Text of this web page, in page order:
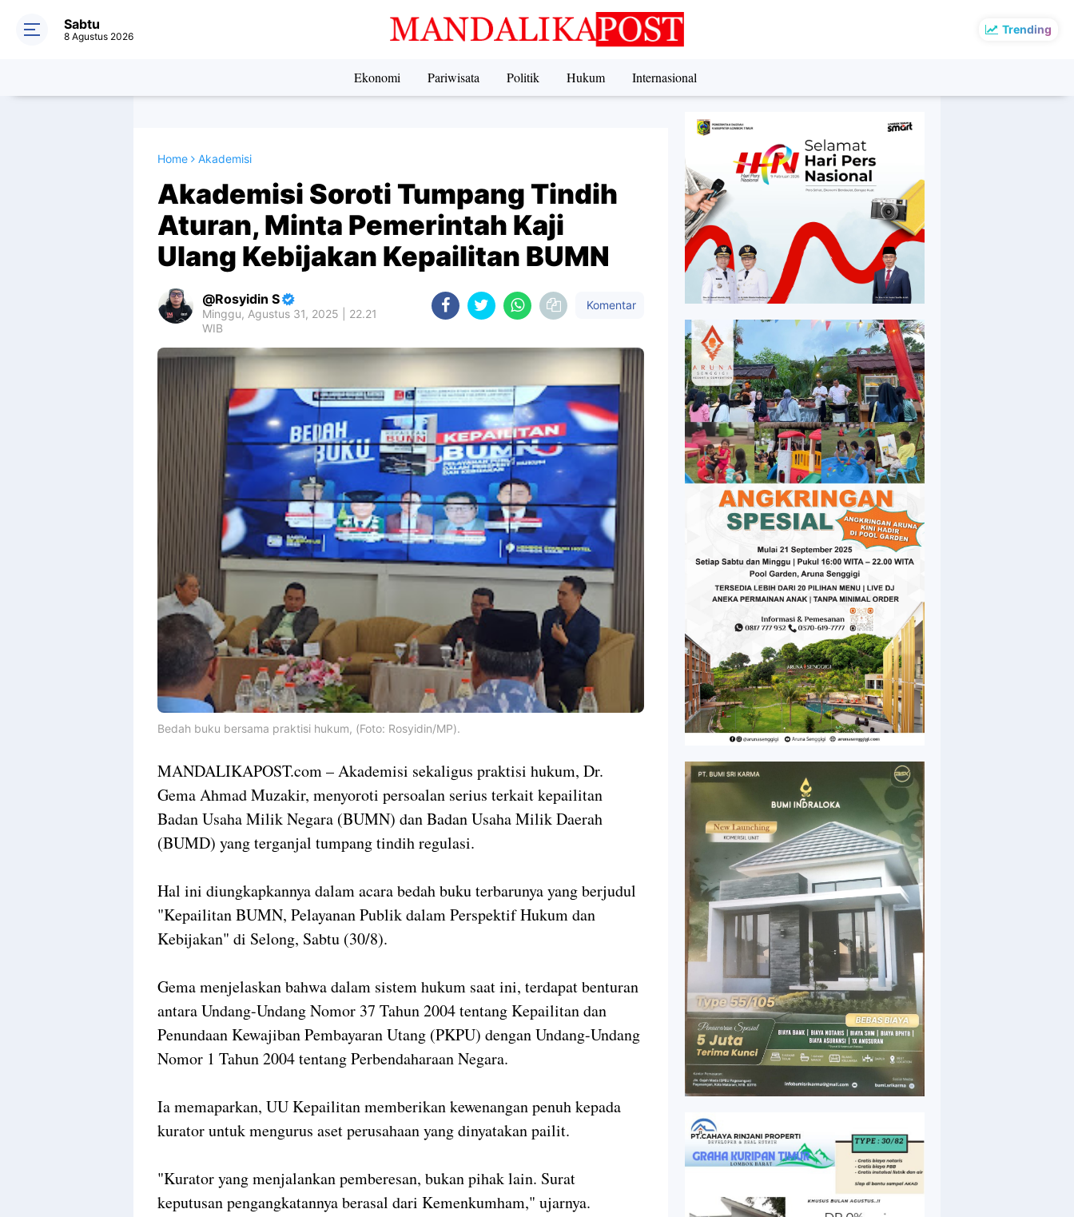
Trending
Sabtu
8 Agustus 2026
Ekonomi Pariwisata Politik Hukum Internasional
Home Akademisi
Akademisi Soroti Tumpang Tindih
Aturan, Minta Pemerintah Kaji
Ulang Kebijakan Kepailitan BUMN
Rosyidin S
Minggu, Agustus 31, 2025 | 22.21
WIB
Komentar
Bedah buku bersama praktisi hukum, (Foto: Rosyidin/MP).
MANDALIKAPOST.com – Akademisi sekaligus praktisi hukum, Dr.
Gema Ahmad Muzakir, menyoroti persoalan serius terkait kepailitan
Badan Usaha Milik Negara (BUMN) dan Badan Usaha Milik Daerah
(BUMD) yang terganjal tumpang tindih regulasi.
Hal ini diungkapkannya dalam acara bedah buku terbarunya yang berjudul
"Kepailitan BUMN, Pelayanan Publik dalam Perspektif Hukum dan
Kebijakan" di Selong, Sabtu (30/8).
Gema menjelaskan bahwa dalam sistem hukum saat ini, terdapat benturan
antara Undang-Undang Nomor 37 Tahun 2004 tentang Kepailitan dan
Penundaan Kewajiban Pembayaran Utang (PKPU) dengan Undang-Undang
Nomor 1 Tahun 2004 tentang Perbendaharaan Negara.
Ia memaparkan, UU Kepailitan memberikan kewenangan penuh kepada
kurator untuk mengurus aset perusahaan yang dinyatakan pailit.
"Kurator yang menjalankan pemberesan, bukan pihak lain. Surat
keputusan pengangkatannya berasal dari Kemenkumham," ujarnya.